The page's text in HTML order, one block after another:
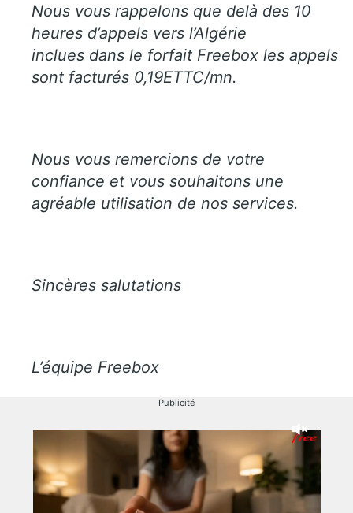
Nous vous rappelons que delà des 10
heures d’appels vers l’Algérie
inclues dans le forfait Freebox les appels
sont facturés 0,19ETTC/mn.
Nous vous remercions de votre
confiance et vous souhaitons une
agréable utilisation de nos services.
Sincères salutations
L’équipe Freebox
Publicité